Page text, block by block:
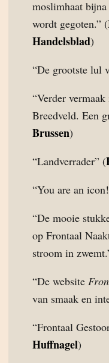
moslimhaat
wordt gegoten.” (
Handelsblad)
“De grootste lul
“Verder
Breedveld. Een
Brussen)
“Landverrader” (
“You are an
“De mooie
op Frontaal
stroom in
“De website
van smaak en
“Frontaal
Huffnagel)